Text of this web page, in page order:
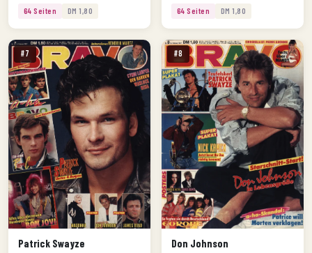
64 Seiten DM 1,80 64 Seiten DM 1,80
#7
Patrick Swayze
#8
Don Johnson